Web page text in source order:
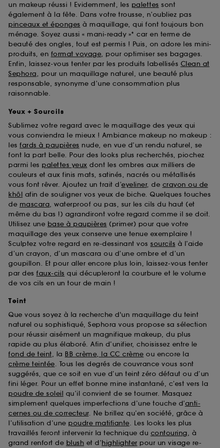
un makeup réussi ! Evidemment, les palettes sont
également à la fête. Dans votre trousse, n’oubliez pas
pinceaux et éponges à maquillage, qui font toujours bon
ménage. Soyez aussi « mani-ready »* car en terme de
beauté des ongles, tout est permis ! Puis, on adore les mini-
produits, en format voyage, pour optimiser ses bagages.
Enfin, laissez-vous tenter par les produits labellisés Clean at
Sephora, pour un maquillage naturel, une beauté plus
responsable, synonyme d’une consommation plus
raisonnable.
Yeux + Sourcils
Sublimez votre regard avec le maquillage des yeux qui
vous conviendra le mieux ! Ambiance makeup no makeup :
les fards à paupières nude, en vue d’un rendu naturel, se
font la part belle. Pour des looks plus recherchés, piochez
parmi les palettes yeux dont les ombres aux milliers de
couleurs et aux finis mats, satinés, nacrés ou métallisés
vous font rêver. Ajoutez un trait d’eyeliner, de crayon ou de
khôl afin de souligner vos yeux de biche. Quelques touches
de mascara, waterproof ou pas, sur les cils du haut (et
même du bas !) agrandiront votre regard comme il se doit.
Utilisez une base à paupières (primer) pour que votre
maquillage des yeux conserve une tenue exemplaire !
Sculptez votre regard en re-dessinant vos sourcils à l’aide
d’un crayon, d’un mascara ou d’une ombre et d’un
goupillon. Et pour aller encore plus loin, laissez-vous tenter
par des faux-cils qui décupleront la courbure et le volume
de vos cils en un tour de main !
Teint
Que vous soyez à la recherche d'un maquillage du teint
naturel ou sophistiqué, Sephora vous propose sa sélection
pour réussir aisément un magnifique makeup, du plus
rapide au plus élaboré. Afin d’unifier, choisissez entre le
fond de teint, la BB crème, la CC crème ou encore la
crème teintée. Tous les degrés de couvrance vous sont
suggérés, que ce soit en vue d’un teint zéro défaut ou d’un
fini léger. Pour un effet bonne mine instantané, c’est vers la
poudre de soleil qu’il convient de se tourner. Masquez
simplement quelques imperfections d’une touche d’anti-
cernes ou de correcteur. Ne brillez qu’en société, grâce à
l’utilisation d’une poudre matifiante. Les looks les plus
travaillés feront intervenir la technique du contouring, à
grand renfort de blush et d’highlighter pour un visage re-